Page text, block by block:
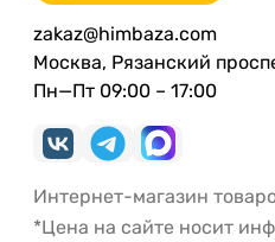
zakaz@himbaza.com
Москва, Рязанский
Пн—Пт 09:00 – 17:00
Интернет-магазин
*Цена на сайте носит